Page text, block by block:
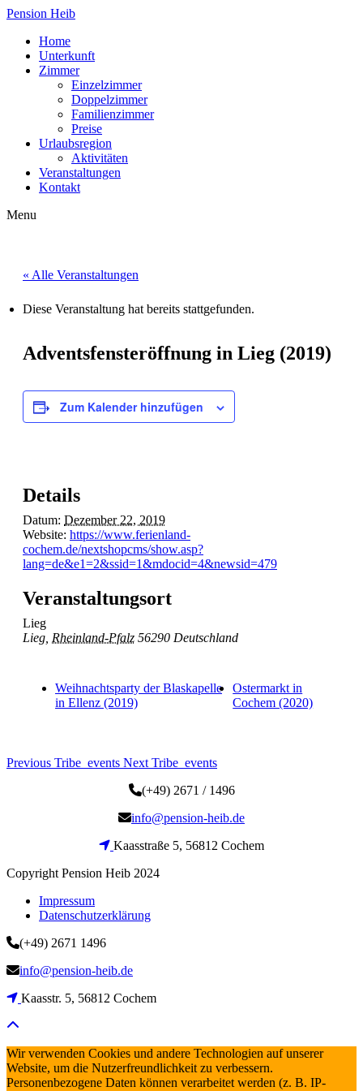
Pension Heib
Home
Unterkunft
Zimmer
Einzelzimmer
Doppelzimmer
Familienzimmer
Preise
Urlaubsregion
Aktivitäten
Veranstaltungen
Kontakt
Menu
« Alle Veranstaltungen
Diese Veranstaltung hat bereits stattgefunden.
Adventsfensteröffnung in Lieg (2019)
Zum Kalender hinzufügen
Details
Datum: Dezember 22, 2019
Website: https://www.ferienland-
cochem.de/nextshopcms/show.asp?
lang=de&e1=2&ssid=1&mdocid=4&newsid=479
Veranstaltungsort
Lieg
Lieg Rheinland-Pfalz 56290 Deutschland
Weihnachtsparty der Blaskapelle
in Ellenz (2019)
Ostermarkt in
Cochem (2020)
Previous Tribe_events Next Tribe_events
(+49) 2671 / 1496
info@pension-heib.de
Kaasstraße 5, 56812 Cochem
Copyright Pension Heib 2024
Impressum
Datenschutzerklärung
(+49) 2671 1496
info@pension-heib.de
Kaasstr. 5, 56812 Cochem
Wir verwenden Cookies und andere Technologien auf unserer
Website, um die Nutzerfreundlichkeit zu verbessern.
Personenbezogene Daten können verarbeitet werden (z. B. IP-